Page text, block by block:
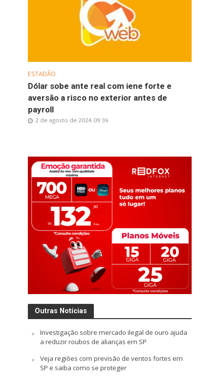
ESTADÃO
Dólar sobe ante real com iene forte e
aversão a risco no exterior antes de
payroll
2 de agosto de 2024 09:36
Outras Notícias
Investigação sobre mercado ilegal de ouro ajuda
a reduzir roubos de alianças em SP
Veja regiões com previsão de ventos fortes em
SP e saiba como se proteger